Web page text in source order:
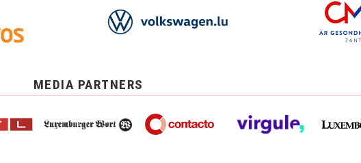
MEDIA PARTNERS